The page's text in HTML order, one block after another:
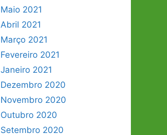
Maio 2021
Abril 2021
Março 2021
Fevereiro 2021
Janeiro 2021
Dezembro 2020
Novembro 2020
Outubro 2020
Setembro 2020